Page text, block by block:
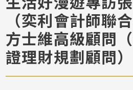
（奕利會計師聯
方士維高級顧問
證理財規劃顧問）